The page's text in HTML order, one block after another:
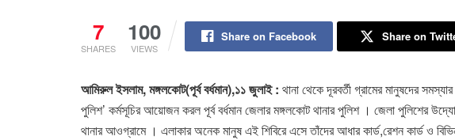
7
SHARES
100
VIEWS
Share on Facebook Share on
আমিরুল ইসলাম, মঙ্গলকোট(পূর্ব বর্ধমান),১১ জুলাই : থানা থেকে দূরবর্তী গ্রামের মানুষদের
পুলিশ’ কর্মসূচির আয়োজন করল পূর্ব বর্ধমান জেলার মঙ্গলকোট থানার পুলিশ । জেলা পুলিশের
থানার আওগ্রামে । এলাকার অনেক মানুষ এই শিবিরে এসে তাঁদের আধার কার্ড,রেশন কার্ড ও